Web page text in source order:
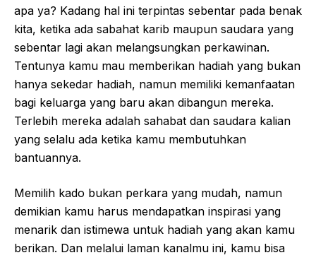
apa ya? Kadang hal ini terpintas sebentar pada benak
kita, ketika ada sabahat karib maupun saudara yang
sebentar lagi akan melangsungkan perkawinan.
Tentunya kamu mau memberikan hadiah yang bukan
hanya sekedar hadiah, namun memiliki kemanfaatan
bagi keluarga yang baru akan dibangun mereka.
Terlebih mereka adalah sahabat dan saudara kalian
yang selalu ada ketika kamu membutuhkan
bantuannya.
Memilih kado bukan perkara yang mudah, namun
demikian kamu harus mendapatkan inspirasi yang
menarik dan istimewa untuk hadiah yang akan kamu
berikan. Dan melalui laman kanalmu ini, kamu bisa